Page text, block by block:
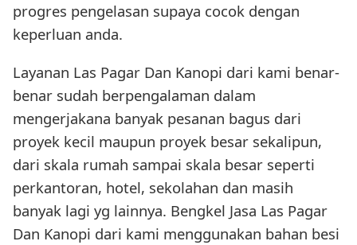
progres pengelasan supaya cocok dengan
keperluan anda.
Layanan Las Pagar Dan Kanopi dari kami benar-
benar sudah berpengalaman dalam
mengerjakana banyak pesanan bagus dari
proyek kecil maupun proyek besar sekalipun,
dari skala rumah sampai skala besar seperti
perkantoran, hotel, sekolahan dan masih
banyak lagi yg lainnya. Bengkel Jasa Las Pagar
Dan Kanopi dari kami menggunakan bahan besi